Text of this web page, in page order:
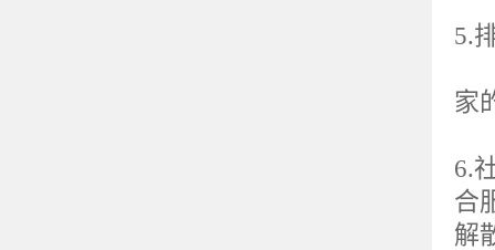
5.
家
6.
合
解